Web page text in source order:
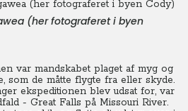
(her fotograferet i byen
var mandskabet plaget af myg og
som de måtte flygte fra eller skyde.
ekspeditionen blev udsat for, var
- Great Falls på Missouri River.